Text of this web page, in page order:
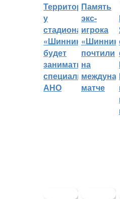
Территорией
у
стадиона
«Шинник»
будет
заниматься
специальное
АНО
Память
экс-
игрока
почтили
на
матче